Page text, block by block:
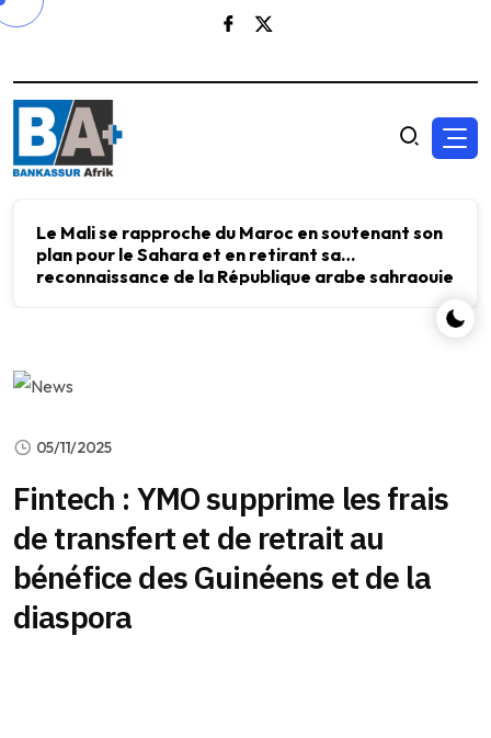
Le Mali se rapproche du Maroc en soutenant son
plan pour le Sahara et en retirant sa
reconnaissance de la République arabe sahraouie
05/11/2025
Fintech : YMO supprime les frais
de transfert et de retrait au
bénéfice des Guinéens et de la
diaspora